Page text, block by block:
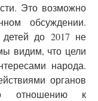
Это возможно
обсуждении.
детей до 2017 не
видим, что цели
народа.
органов
отношению к